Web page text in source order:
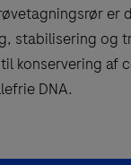
er
stabilisering og
konservering af
DNA.